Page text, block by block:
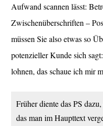
Aufwand scannen lässt:
Zwischenüberschriften –
müssen Sie also etwas so
potenzieller Kunde sich
lohnen, das schaue ich mir
Früher diente das PS
das man im Haupttext